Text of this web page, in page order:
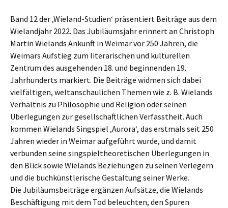
Band 12 der ‚Wieland-Studien‘ präsentiert Beiträge aus dem
Wielandjahr 2022. Das Jubiläumsjahr erinnert an Christoph
Martin Wielands Ankunft in Weimar vor 250 Jahren, die
Weimars Aufstieg zum literarischen und kulturellen
Zentrum des ausgehenden 18. und beginnenden 19.
Jahrhunderts markiert. Die Beiträge widmen sich dabei
vielfältigen, weltanschaulichen Themen wie z. B. Wielands
Verhältnis zu Philosophie und Religion oder seinen
Überlegungen zur gesellschaftlichen Verfasstheit. Auch
kommen Wielands Singspiel ‚Aurora‘, das erstmals seit 250
Jahren wieder in Weimar aufgeführt wurde, und damit
verbunden seine singspieltheoretischen Überlegungen in
den Blick sowie Wielands Beziehungen zu seinen Verlegern
und die buchkünstlerische Gestaltung seiner Werke.
Die Jubiläumsbeiträge ergänzen Aufsätze, die Wielands
Beschäftigung mit dem Tod beleuchten, den Spuren